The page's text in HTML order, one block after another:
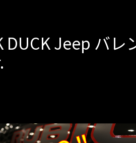
DUCK Jeep バレ